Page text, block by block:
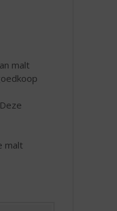
malt
malt